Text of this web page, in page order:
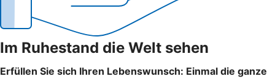
Im Ruhestand die Welt sehen
Erfüllen Sie sich Ihren Lebenswunsch: Einmal die ganze